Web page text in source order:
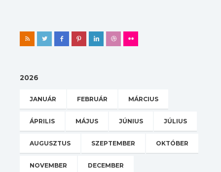
2026
JANUÁR FEBRUÁR MÁRCIUS
ÁPRILIS MÁJUS JÚNIUS JÚLIUS
AUGUSZTUS SZEPTEMBER OKTÓBER
NOVEMBER DECEMBER